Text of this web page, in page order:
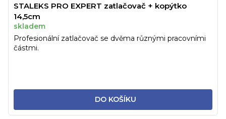
STALEKS PRO EXPERT zatlačovač + kopýtko
14,5cm
skladem
DO KOŠÍKU
Profesionální zatlačovač se dvěma různými pracovními
částmi.